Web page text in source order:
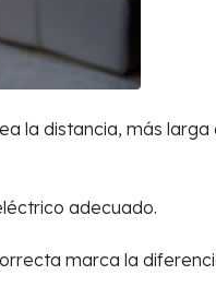
la distancia, más larga
adecuado.
marca la